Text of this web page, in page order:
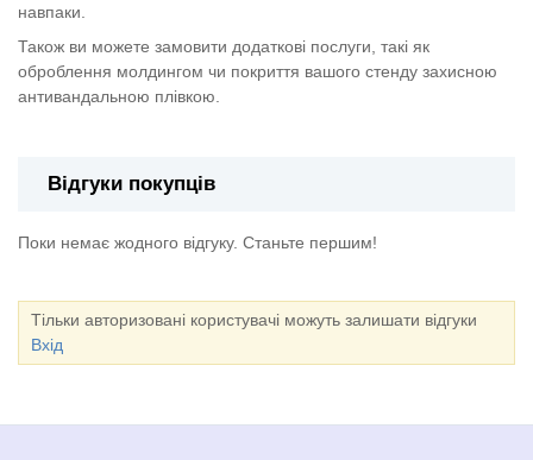
навпаки.
Також ви можете замовити додаткові послуги, такі як
оброблення молдингом чи покриття вашого стенду захисною
антивандальною плівкою.
Відгуки покупців
Поки немає жодного відгуку. Станьте першим!
Тільки авторизовані користувачі можуть залишати відгуки
Вхід